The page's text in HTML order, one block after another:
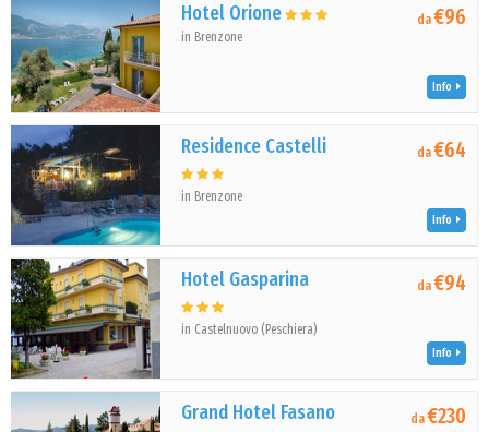
Hotel Orione
in Brenzone
da€96
Info
Residence Castelli
in Brenzone
da€64
Info
Hotel Gasparina
in Castelnuovo (Peschiera)
da€94
Info
Grand Hotel Fasano da€230